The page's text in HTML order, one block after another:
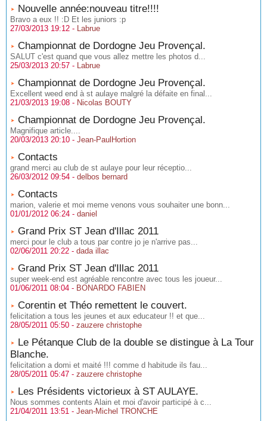
Nouvelle année:nouveau titre!!!!
Bravo a eux !! :D Et les juniors :p
27/03/2013 19:12 - Labrue
Championnat de Dordogne Jeu Provençal.
SALUT c'est quand que vous allez mettre les photos d...
25/03/2013 20:57 - Labrue
Championnat de Dordogne Jeu Provençal.
Excellent weed end à st aulaye malgré la défaite en final...
21/03/2013 19:08 - Nicolas BOUTY
Championnat de Dordogne Jeu Provençal.
Magnifique article....
20/03/2013 20:10 - Jean-PaulHortion
Contacts
grand merci au club de st aulaye pour leur réceptio...
26/03/2012 09:54 - delbos bernard
Contacts
marion, valerie et moi meme venons vous souhaiter une bonn...
01/01/2012 06:24 - daniel
Grand Prix ST Jean d'Illac 2011
merci pour le club a tous par contre jo je n'arrive pas...
02/06/2011 20:22 - dada illac
Grand Prix ST Jean d'Illac 2011
super week-end est agréable rencontre avec tous les joueur...
01/06/2011 08:04 - BONARDO FABIEN
Corentin et Théo remettent le couvert.
felicitation a tous les jeunes et aux educateur !! et que...
28/05/2011 05:50 - zauzere christophe
Le Pétanque Club de la double se distingue à La Tour
Blanche.
felicitation a domi et maité !!! comme d habitude ils fau...
28/05/2011 05:47 - zauzere christophe
Les Présidents victorieux à ST AULAYE.
Nous sommes contents Alain et moi d'avoir participé à c...
21/04/2011 13:51 - Jean-Michel TRONCHE